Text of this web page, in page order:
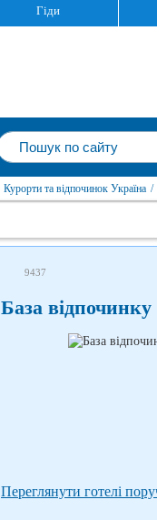
Гіди
Курорти та відпочинок Україна /
9437
База
Переглянути готелі